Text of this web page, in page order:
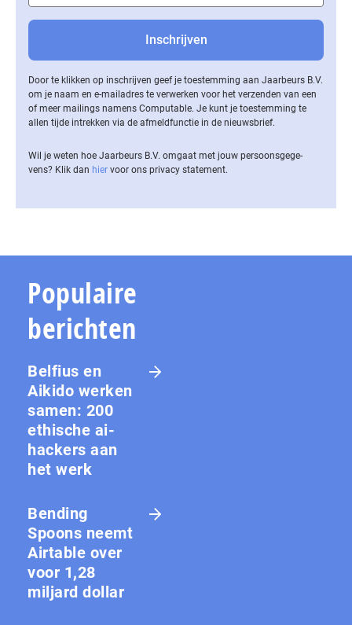
Door te klikken op inschrijven geef je toestemming aan Jaarbeurs B.V.
om je naam en e-mailadres te verwerken voor het verzenden van een
of meer mailings namens Computable. Je kunt je toestemming te
allen tijde intrekken via de af­meld­func­tie in de nieuwsbrief.
Wil je weten hoe Jaarbeurs B.V. omgaat met jouw per­soons­ge­ge­
vens? Klik dan hier voor ons privacy statement.
Populaire
berichten
Belfius en
Aikido werken
samen: 200
ethische ai-
hackers aan
het werk
Bending
Spoons neemt
Airtable over
voor 1,28
miljard dollar